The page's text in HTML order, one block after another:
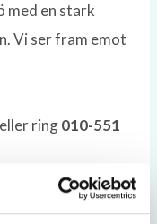
med en stark
Vi ser fram emot
eller ring010-551
sätt sparas i